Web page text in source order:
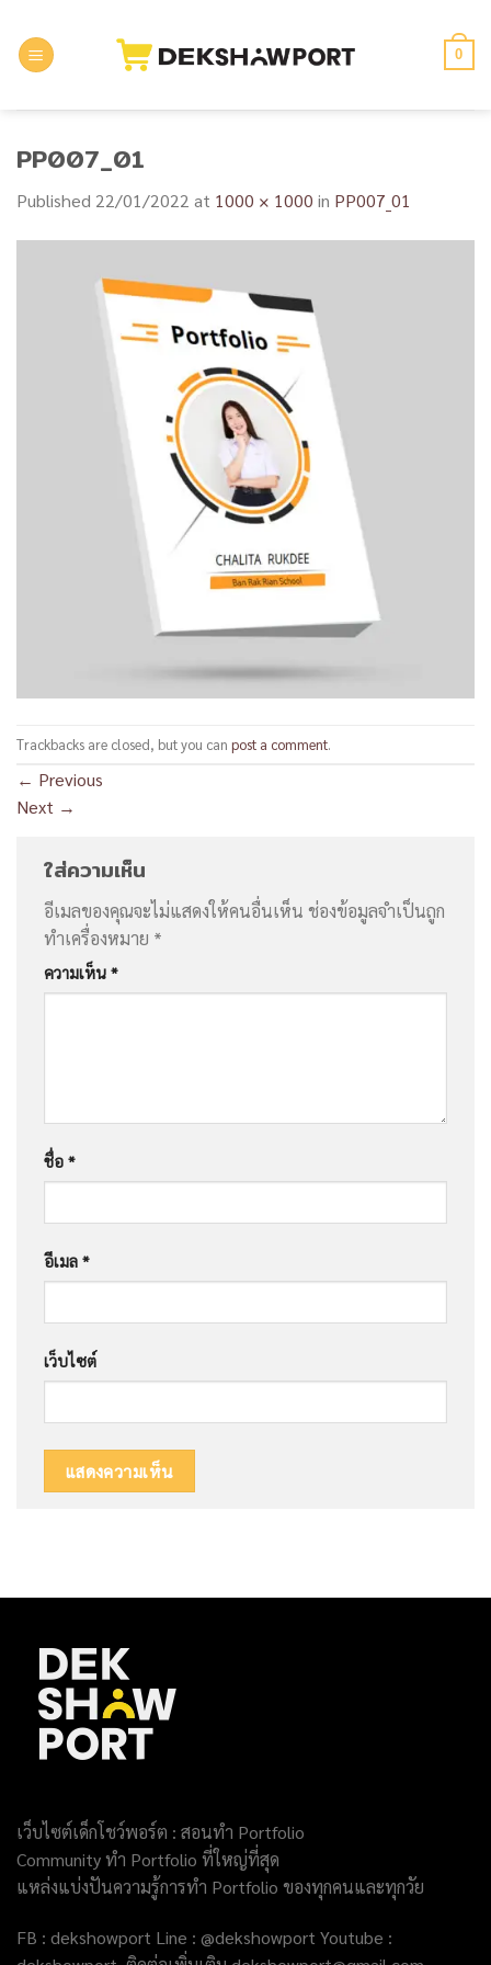
content
0
PP007_01
Published 22/01/2022 at 1000 × 1000 in PP007_01
Trackbacks are closed, but you can post a comment.
← Previous
Next →
ใส่ความเห็น
อีเมลของคุณจะไม่แสดงให้คนอื่นเห็น ช่องข้อมูลจำเป็นถูก
ทำเครื่องหมาย *
ความเห็น *
ชื่อ *
อีเมล *
เว็บไซต์
เว็บไซต์เด็กโชว์พอร์ต : สอนทำ Portfolio
Community ทำ Portfolio ที่ใหญ่ที่สุด
แหล่งแบ่งปันความรู้การทำ Portfolio ของทุกคนและทุกวัย
FB : dekshowport Line : @dekshowport Youtube :